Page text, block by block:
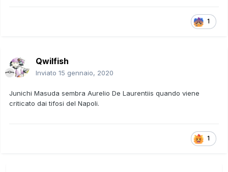
1
Qwilfish
Inviato 15 gennaio, 2020
Junichi Masuda sembra Aurelio De Laurentiis quando viene
criticato dai tifosi del Napoli.
1